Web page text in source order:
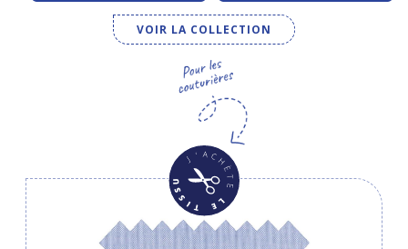
VOIR LA COLLECTION